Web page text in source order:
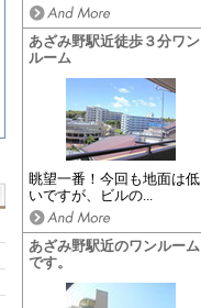
あざみ野駅近徒歩３分ワン
ルーム
眺望一番！今回も地面は低
いですが、ビルの...
あざみ野駅近のワンルーム
です。